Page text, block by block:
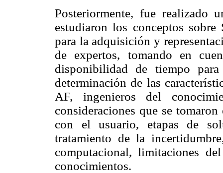
Posteriormente, fue realizado
estudiaron los conceptos
para la adquisición y
de expertos, tomando en
disponibilidad de tiempo
determinación de las
AF, ingenieros del
consideraciones que se
con el usuario, etapas de
tratamiento de la
computacional, limitaciones
conocimientos.